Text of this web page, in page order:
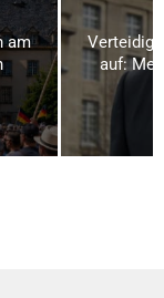
am
auf: